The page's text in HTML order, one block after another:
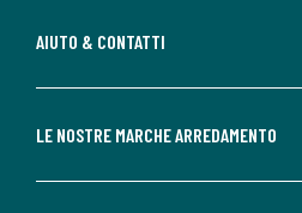
AIUTO & CONTATTI
LE NOSTRE MARCHE ARREDAMENTO